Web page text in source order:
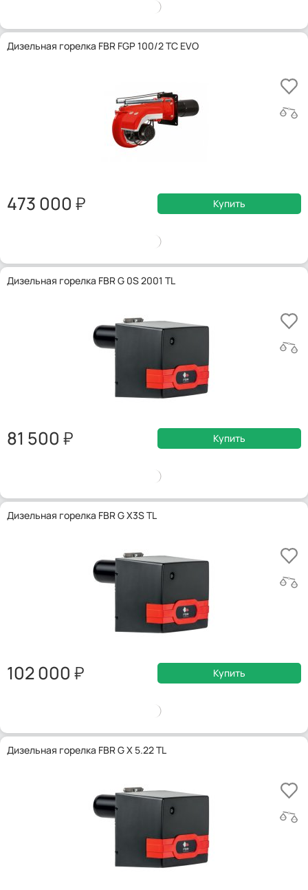
Дизельная горелка FBR FGP 100/2 TC EVO
473 000 Купить
Дизельная горелка FBR G 0S 2001 TL
81 500 Купить
Дизельная горелка FBR G X3S TL
102 000 Купить
Дизельная горелка FBR G X 5.22 TL